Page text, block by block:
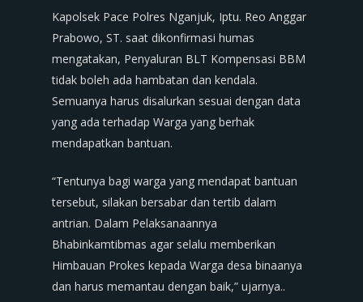
Kapolsek Pace Polres Nganjuk, Iptu. Reo Anggar
Prabowo, ST. saat dikonfirmasi humas
mengatakan, Penyaluran BLT Kompensasi BBM
tidak boleh ada hambatan dan kendala.
Semuanya harus disalurkan sesuai dengan data
yang ada terhadap Warga yang berhak
mendapatkan bantuan.
“Tentunya bagi warga yang mendapat bantuan
tersebut, silakan bersabar dan tertib dalam
antrian. Dalam Pelaksanaannya
Bhabinkamtibmas agar selalu memberikan
Himbauan Prokes kepada Warga desa binaanya
dan harus memantau dengan baik,” ujarnya..